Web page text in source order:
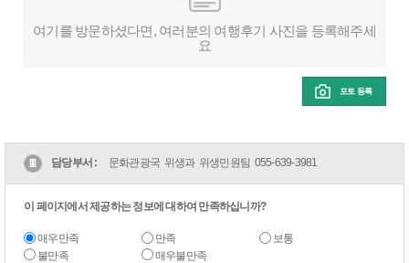
여기를 방문하셨다면, 여러분의 여행후기 사진을 등록해주세
요
포토 등록
담당부서 : 문화관광국 위생과 위생민원팀 055-639-3981
이 페이지에서 제공하는 정보에 대하여 만족하십니까?
매우만족 만족
보통
불만족
매우불만족